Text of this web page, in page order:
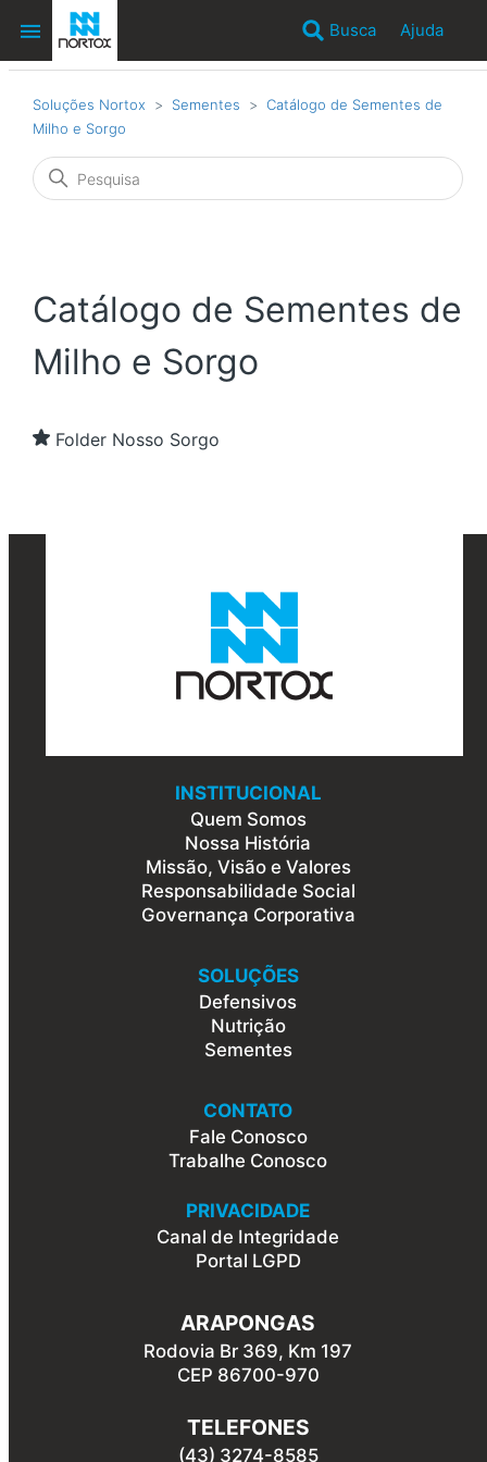
Busca Ajuda
Soluções Nortox Sementes
Catálogo de Sementes de
Milho e Sorgo
Catálogo de Sementes de
Milho e Sorgo
Folder Nosso Sorgo
INSTITUCIONAL
Quem Somos
Nossa História
Missão, Visão e Valores
Responsabilidade Social
Governança Corporativa
SOLUÇÕES
Defensivos
Nutrição
Sementes
CONTATO
Fale Conosco
Trabalhe Conosco
PRIVACIDADE
Canal de Integridade
Portal LGPD
ARAPONGAS
Rodovia Br 369, Km 197
CEP 86700-970
TELEFONES
(43) 3274-8585